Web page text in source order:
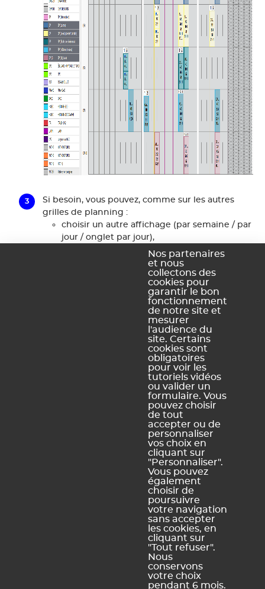
Si besoin, vous pouvez, comme sur les autres
grilles de planning :
choisir un autre affichage (par semaine / par
jour / onglet par jour),
déplacer un cours ou le modifier via la fiche
personnaliser la présentation du
planning (définition des axes, nombre de
afficher la liste des élèves d'un cours à
Ce contenu vous a été utile ?
Pas vraiment
https://docs.index-education.com/docs_fr/fr-edt-
support-fiche-50-9923-editer-le-planning-
multimatiere.php
Vous ne trouvez pas de réponse à votre question ?
Contactez notre assistance
Nos partenaires
et nous
collectons des
cookies pour
garantir le bon
fonctionnement
de notre site et
mesurer
l'audience du
site. Certains
cookies sont
obligatoires
pour voir les
tutoriels vidéos
ou valider un
formulaire. Vous
pouvez choisir
de tout
accepter ou de
personnaliser
vos choix en
cliquant sur
"Personnaliser".
Vous pouvez
également
choisir de
poursuivre
votre navigation
sans accepter
les cookies, en
cliquant sur
"Tout refuser".
Nous
conservons
votre choix
pendant 6 mois.